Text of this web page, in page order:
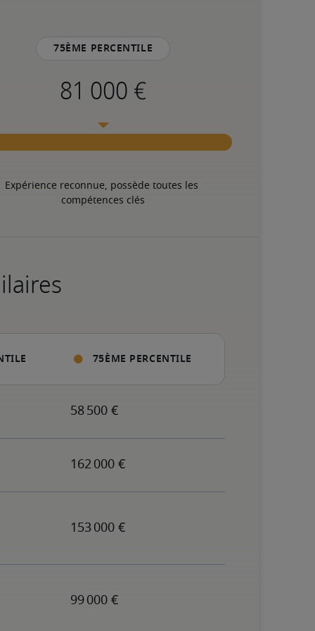
75ème percentile
Expérience reconnue, possède toutes les
compétences clés